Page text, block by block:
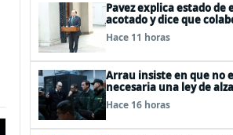
Pavez explica estado de
acotado y dice que
entre FFAA y policías, “es
todo pertinente analizar”
Hace 11 horas
Arrau insiste en que no
necesaria una ley de
del secreto bancario,
existe
Hace 16 horas